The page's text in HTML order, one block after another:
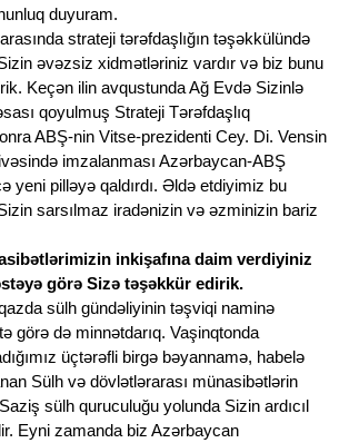
duyuram.
strateji tərəfdaşlığın təşəkkülündə
əvəzsiz xidmətləriniz vardır və biz bunu
Keçən ilin avqustunda Ağ Evdə Sizinlə
qoyulmuş Strateji Tərəfdaşlıq
ABŞ-nin Vitse-prezidenti Cey. Di. Vensin
imzalanması Azərbaycan-ABŞ
yeni pilləyə qaldırdı. Əldə etdiyimiz bu
sarsılmaz iradənizin və əzminizin bariz
inkişafına daim verdiyiniz
görə Sizə təşəkkür edirik.
sülh gündəliyinin təşviqi naminə
görə də minnətdarıq. Vaşinqtonda
üçtərəfli birgə bəyannamə, habelə
Sülh və dövlətlərarası münasibətlərin
sülh quruculuğu yolunda Sizin ardıcıl
Eyni zamanda biz Azərbaycan